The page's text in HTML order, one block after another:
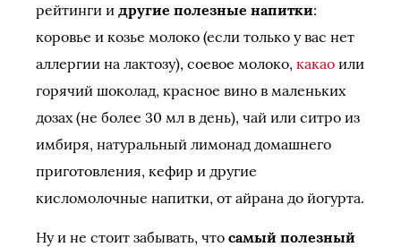
рейтинги и другие полезные напитки:
коровье и козье молоко (если только у вас нет
аллергии на лактозу), соевое молоко, какао или
горячий шоколад, красное вино в маленьких
дозах (не более 30 мл в день), чай или ситро из
имбиря, натуральный лимонад домашнего
приготовления, кефир и другие
кисломолочные напитки, от айрана до йогурта.
Ну и не стоит забывать, что самый полезный